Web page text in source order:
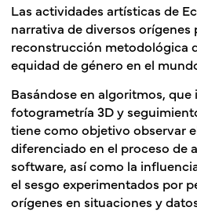
Las actividades artísticas de
narrativa de diversos orígenes
reconstrucción metodológica
equidad de género en el
Basándose en algoritmos,
fotogrametría 3D y
tiene como objetivo observar
diferenciado en el proceso de
software, así como la
el sesgo experimentados por
orígenes en situaciones y